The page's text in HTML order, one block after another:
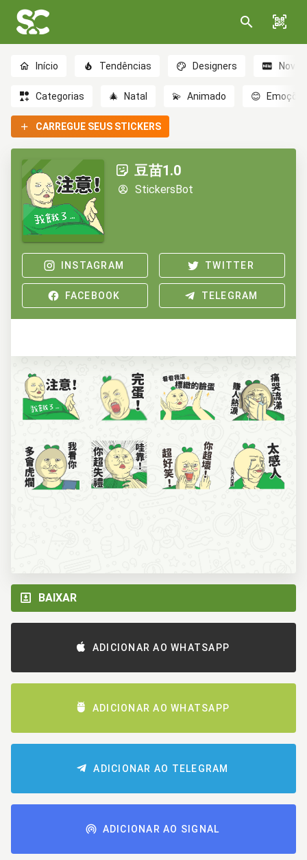
Início Tendências Designers Novo
Categorias 🎄 Natal 💫 Animado 😊
CARREGUE SEUS STICKERS
豆苗1.0
StickersBot
INSTAGRAM TWITTER
FACEBOOK TELEGRAM
BAIXAR
ADICIONAR AO WHATSAPP
ADICIONAR AO WHATSAPP
ADICIONAR AO TELEGRAM
ADICIONAR AO SIGNAL